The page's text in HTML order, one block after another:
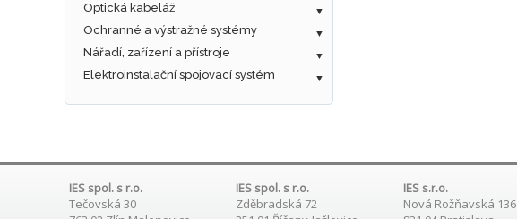
Optická kabeláž
Ochranné a výstražné systémy
Nářadí, zařízení a přístroje
Elektroinstalační spojovací systém
IES spol. s r.o.
Tečovská 30
IES spol. s r.o.
Zděbradská 72
IES s.r.o.
Nová Rožňavská 136